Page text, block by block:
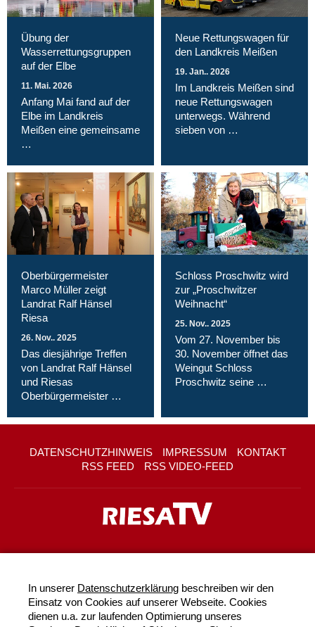
Übung der
Wasserrettungsgruppen
auf der Elbe
11. Mai. 2026
Anfang Mai fand auf der
Elbe im Landkreis
Meißen eine gemeinsame
…
Neue Rettungswagen für
den Landkreis Meißen
19. Jan.. 2026
Im Landkreis Meißen sind
neue Rettungswagen
unterwegs. Während
sieben von …
Oberbürgermeister
Marco Müller zeigt
Landrat Ralf Hänsel
Riesa
26. Nov.. 2025
Das diesjährige Treffen
von Landrat Ralf Hänsel
und Riesas
Oberbürgermeister …
Schloss Proschwitz wird
zur „Proschwitzer
Weihnacht“
25. Nov.. 2025
Vom 27. November bis
30. November öffnet das
Weingut Schloss
Proschwitz seine …
DATENSCHUTZHINWEIS IMPRESSUM
KONTAKT
RSS FEED
RSS VIDEO-FEED
In unserer Datenschutzerklärung beschreiben wir den
Einsatz von Cookies auf unserer Webseite. Cookies
dienen u.a. zur laufenden Optimierung unseres